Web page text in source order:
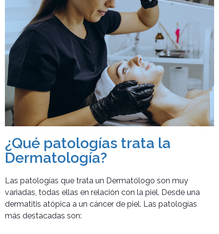
¿Qué patologías trata la
Dermatología?
Las patologías que trata un Dermatólogo son muy
variadas, todas ellas en relación con la piel. Desde una
dermatitis atópica a un cáncer de piel. Las patologías
más destacadas son: